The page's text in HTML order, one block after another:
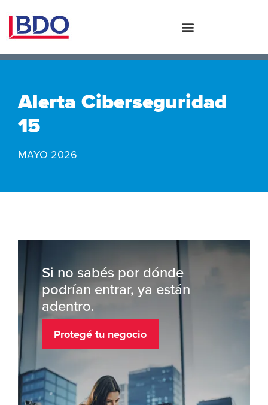
Alerta Ciberseguridad
15
MAYO 2026
Si no sabés por dónde
podrían entrar, ya están
adentro.
Protegé tu negocio